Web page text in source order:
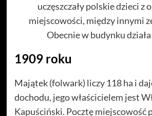
uczęszczały polskie dzieci z
miejscowości, między innymi
Obecnie w budynku
1909 roku
Majątek (folwark) liczy 118 ha i
dochodu, jego właścicielem jest
Kapuściński. Pocztę miejscowość